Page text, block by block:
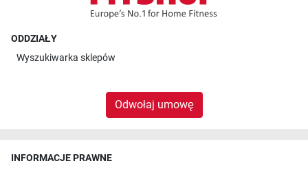
ODDZIAŁY
Wyszukiwarka sklepów
Odwołaj umowę
INFORMACJE PRAWNE